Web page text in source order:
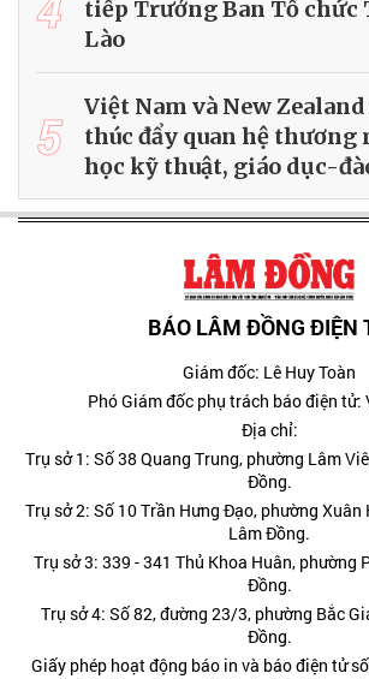
tiếp Trưởng Ban Tổ chức
Lào
5
Việt Nam và New
thúc đẩy quan hệ thương
học kỹ thuật, giáo dục-
BÁO LÂM ĐỒNG ĐIỆN
Giám đốc: Lê Huy Toàn
Phó Giám đốc phụ trách báo điện tử:
Địa chỉ:
Trụ sở 1: Số 38 Quang Trung, phường Lâm
Đồng.
Trụ sở 2: Số 10 Trần Hưng Đạo, phường
Lâm Đồng.
Trụ sở 3: 339 - 341 Thủ Khoa Huân, phường
Đồng.
Trụ sở 4: Số 82, đường 23/3, phường Bắc
Đồng.
Giấy phép hoạt động báo in và báo điện tử